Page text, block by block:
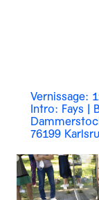
Vernissage:
Intro: Fays |
76199